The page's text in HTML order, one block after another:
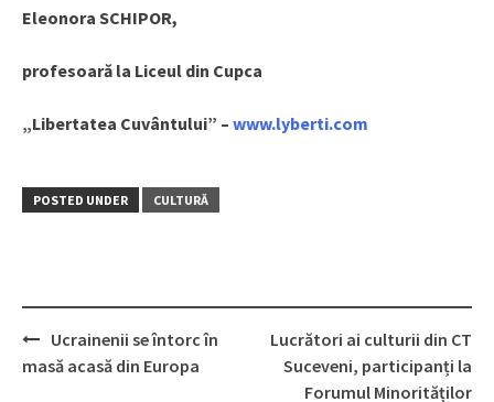
Eleonora SCHIPOR,
profesoară la Liceul din Cupca
„Libertatea Cuvântului” – www.lyberti.com
POSTED UNDER CULTURĂ
Post
Ucrainenii se întorc în
masă acasă din Europa
Lucrători ai culturii din CT
Suceveni, participanți la
Forumul Minorităților